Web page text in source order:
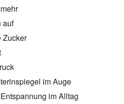
auf
Zucker
im Auge
im Alltag